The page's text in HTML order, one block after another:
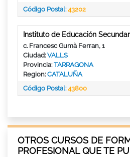
Código Postal:43202
Instituto de Educación
c. Francesc Gumà Ferran, 1
Ciudad:VALLS
Provincia:TARRAGONA
Region:CATALUÑA
Código Postal:43800
OTROS CURSOS DE
PROFESIONAL QUE TE